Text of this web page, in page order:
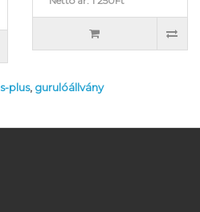
s-plus, gurulóállvány